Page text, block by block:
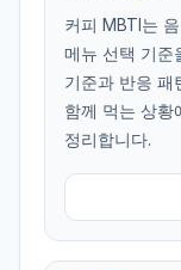
커피 MBTI는
메뉴 선택 기준
기준과 반응 패
함께 먹는 상황
정리합니다.